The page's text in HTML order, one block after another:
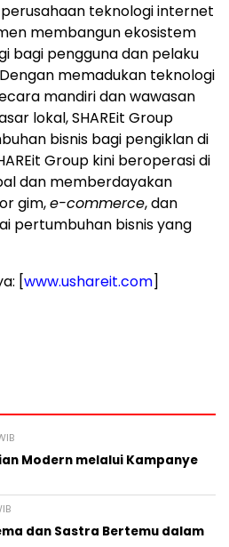
perusahaan teknologi internet
membangun ekosistem
bagi pengguna dan pelaku
memadukan teknologi
mandiri dan wawasan
lokal, SHAREit Group
bisnis bagi pengiklan di
Group kini beroperasi di
dan memberdayakan
gim,e-commerce, dan
pertumbuhan bisnis yang
[www.ushareit.com]
Modern melalui Kampanye
dan Sastra Bertemu dalam